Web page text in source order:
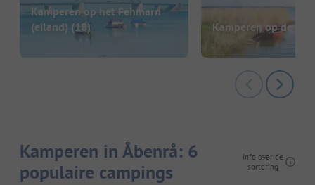
Kamperen op het Fehmarn
(eiland) (18) Kamperen op de
Kamperen in Åbenrå: 6
populaire campings
Info over de
sortering